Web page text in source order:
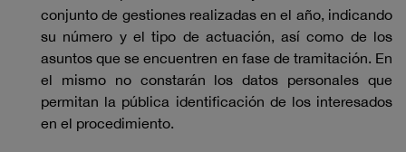
conjunto de gestiones realizadas en el año, indicando
su número y el tipo de actuación, así como de los
asuntos que se encuentren en fase de tramitación. En
el mismo no constarán los datos personales que
permitan la pública identificación de los interesados
en el procedimiento.